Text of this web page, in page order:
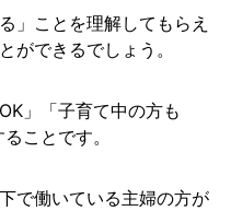
」ことを理解してもらえ
ができるでしょう。
」「子育て中の方も
ることです。
で働いている主婦の方が